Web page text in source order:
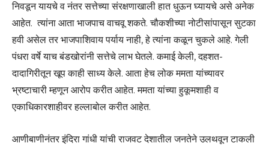
निवडून यायचे व नंतर सत्तेच्या संरक्षणाखाली हात धुऊन घ्यायचे असे अनेक
आहेत. त्यांना आता भाजपाच वाचवू शकते. चौकशीच्या नोटीसांपासून सुटका
हवी असेल तर भाजपाशिवाय पर्याय नाही, हे त्यांना कळून चुकले आहे. गेली
पंधरा वर्षे याच बंडखोरांनी सत्तेचे लाभ घेतले. कमाई केली, दहशत-
दादागिरीतून खूप काही साध्य केले. आता हेच लोक ममता यांच्यावर
भ्रष्टाचारी म्हणून आरोप करीत आहेत. ममता यांच्या हुकूमशाही व
एकाधिकारशाहीवर हल्लाबोल करीत आहेत.
आणीबाणीनंतर इंदिरा गांधी यांची राजवट देशातील जनतेने उलथवून टाकली